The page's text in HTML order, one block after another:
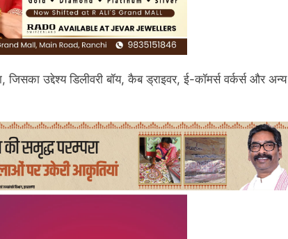
उद्देश्य डिलीवरी बॉय, कैब ड्राइवर, ई-कॉमर्स वर्कर्स और अन्य